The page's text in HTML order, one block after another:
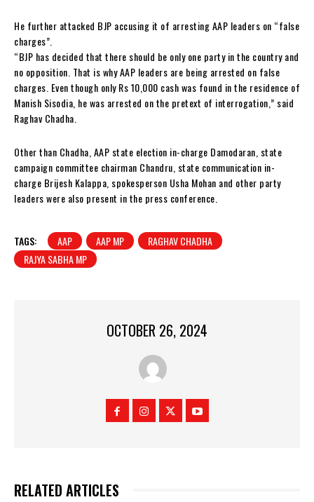
He further attacked BJP accusing it of arresting AAP leaders on “false
charges”.
“BJP has decided that there should be only one party in the country and
no opposition. That is why AAP leaders are being arrested on false
charges. Even though only Rs 10,000 cash was found in the residence of
Manish Sisodia, he was arrested on the pretext of interrogation,” said
Raghav Chadha.
Other than Chadha, AAP state election in-charge Damodaran, state
campaign committee chairman Chandru, state communication in-
charge Brijesh Kalappa, spokesperson Usha Mohan and other party
leaders were also present in the press conference.
TAGS: AAP AAP MP
RAGHAV CHADHA
RAJYA SABHA MP
OCTOBER 26, 2024
RELATED ARTICLES